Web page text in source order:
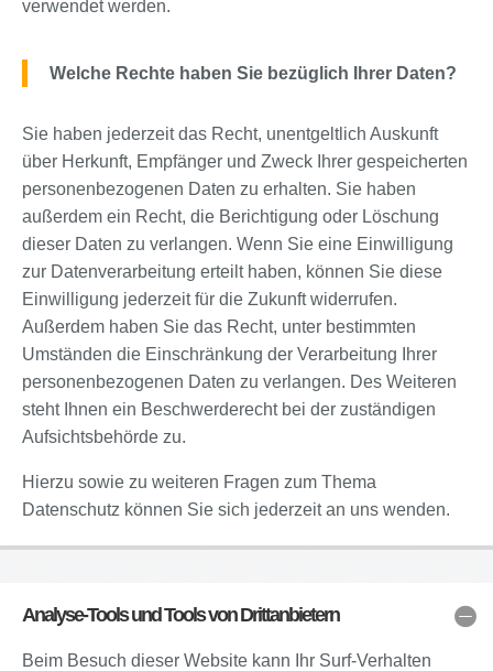
verwendet werden.
Welche Rechte haben Sie bezüglich Ihrer Daten?
Sie haben jederzeit das Recht, unentgeltlich Auskunft
über Herkunft, Empfänger und Zweck Ihrer gespeicherten
personenbezogenen Daten zu erhalten. Sie haben
außerdem ein Recht, die Berichtigung oder Löschung
dieser Daten zu verlangen. Wenn Sie eine Einwilligung
zur Datenverarbeitung erteilt haben, können Sie diese
Einwilligung jederzeit für die Zukunft widerrufen.
Außerdem haben Sie das Recht, unter bestimmten
Umständen die Einschränkung der Verarbeitung Ihrer
personenbezogenen Daten zu verlangen. Des Weiteren
steht Ihnen ein Beschwerderecht bei der zuständigen
Aufsichtsbehörde zu.
Hierzu sowie zu weiteren Fragen zum Thema
Datenschutz können Sie sich jederzeit an uns wenden.
Analyse-Tools und Tools von Drittanbietern
Beim Besuch dieser Website kann Ihr Surf-Verhalten